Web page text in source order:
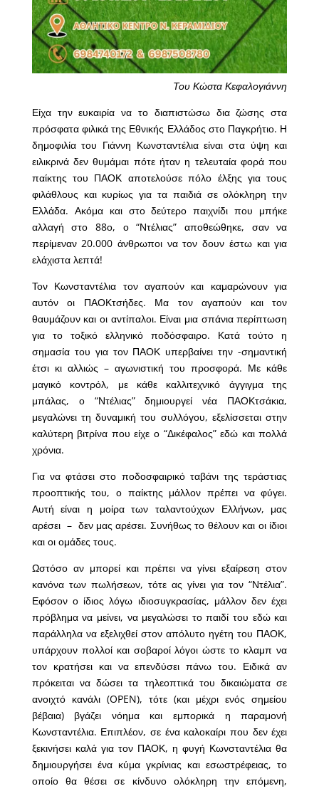
Του Κώστα Κεφαλογιάννη
Είχα την ευκαιρία να το διαπιστώσω δια ζώσης στα
πρόσφατα φιλικά της Εθνικής Ελλάδος στο Παγκρήτιο. Η
δημοφιλία του Γιάννη Κωνσταντέλια είναι στα ύψη και
ειλικρινά δεν θυμάμαι πότε ήταν η τελευταία φορά που
παίκτης του ΠΑΟΚ αποτελούσε πόλο έλξης για τους
φιλάθλους και κυρίως για τα παιδιά σε ολόκληρη την
Ελλάδα. Ακόμα και στο δεύτερο παιχνίδι που μπήκε
αλλαγή στο 88ο, ο “Ντέλιας” αποθεώθηκε, σαν να
περίμεναν 20.000 άνθρωποι να τον δουν έστω και για
ελάχιστα λεπτά!
Τον Κωνσταντέλια τον αγαπούν και καμαρώνουν για
αυτόν οι ΠΑΟΚτσήδες. Μα τον αγαπούν και τον
θαυμάζουν και οι αντίπαλοι. Είναι μια σπάνια περίπτωση
για το τοξικό ελληνικό ποδόσφαιρο. Κατά τούτο η
σημασία του για τον ΠΑΟΚ υπερβαίνει την -σημαντική
έτσι κι αλλιώς – αγωνιστική του προσφορά. Με κάθε
μαγικό κοντρόλ, με κάθε καλλιτεχνικό άγγιγμα της
μπάλας, ο “Ντέλιας” δημιουργεί νέα ΠΑΟΚτσάκια,
μεγαλώνει τη δυναμική του συλλόγου, εξελίσσεται στην
καλύτερη βιτρίνα που είχε ο “Δικέφαλος” εδώ και πολλά
χρόνια.
Για να φτάσει στο ποδοσφαιρικό ταβάνι της τεράστιας
προοπτικής του, ο παίκτης μάλλον πρέπει να φύγει.
Αυτή είναι η μοίρα των ταλαντούχων Ελλήνων, μας
αρέσει – δεν μας αρέσει. Συνήθως το θέλουν και οι ίδιοι
και οι ομάδες τους.
Ωστόσο αν μπορεί και πρέπει να γίνει εξαίρεση στον
κανόνα των πωλήσεων, τότε ας γίνει για τον “Ντέλια”.
Εφόσον ο ίδιος λόγω ιδιοσυγκρασίας, μάλλον δεν έχει
πρόβλημα να μείνει, να μεγαλώσει το παιδί του εδώ και
παράλληλα να εξελιχθεί στον απόλυτο ηγέτη του ΠΑΟΚ,
υπάρχουν πολλοί και σοβαροί λόγοι ώστε το κλαμπ να
τον κρατήσει και να επενδύσει πάνω του. Ειδικά αν
πρόκειται να δώσει τα τηλεοπτικά του δικαιώματα σε
ανοιχτό κανάλι (OPEN), τότε (και μέχρι ενός σημείου
βέβαια) βγάζει νόημα και εμπορικά η παραμονή
Κωνσταντέλια. Επιπλέον, σε ένα καλοκαίρι που δεν έχει
ξεκινήσει καλά για τον ΠΑΟΚ, η φυγή Κωνσταντέλια θα
δημιουργήσει ένα κύμα γκρίνιας και εσωστρέφειας, το
οποίο θα θέσει σε κίνδυνο ολόκληρη την επόμενη,